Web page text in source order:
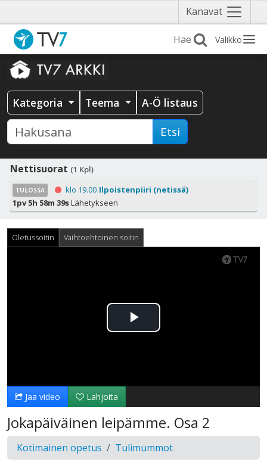
Kanavat Näytä
valikko
Valikko
Kategoria Teema A-Ö listaus
Etsi
Nettisuorat (1 Kpl)
TULOSSA klo 19.00 Ilpoistenpiiri (netissä)
1pv 5h 58m 37sLähetykseen
Oletussoitin Vaihtoehtoinen soitin
Toista
Jaa video Lahjoita
Jokapäiväinen leipämme. Osa 2
Kotimainen opetus Tulimummot